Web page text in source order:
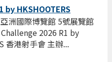
by HKSHOOTERS
洲國際博覽館 5號展覽館
2026 R1 by
香港射手會 主辦...